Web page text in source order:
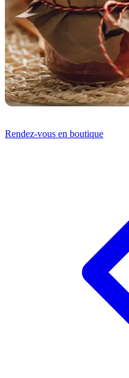
Rendez-vous en boutique